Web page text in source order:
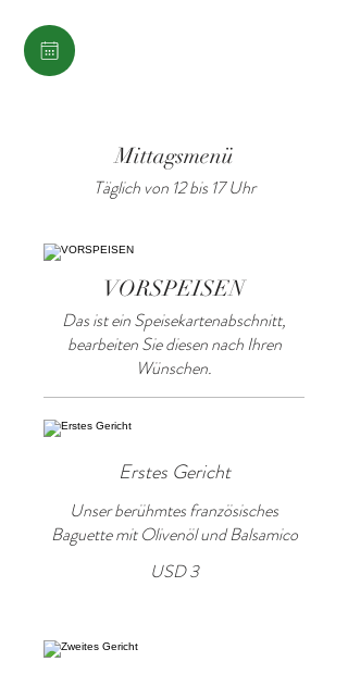
Mittagsmenü
Täglich von 12 bis 17 Uhr
VORSPEISEN
Das ist ein Speisekartenabschnitt,
bearbeiten Sie diesen nach Ihren
Wünschen.
Erstes Gericht
Unser berühmtes französisches
Baguette mit Olivenöl und Balsamico
USD 3